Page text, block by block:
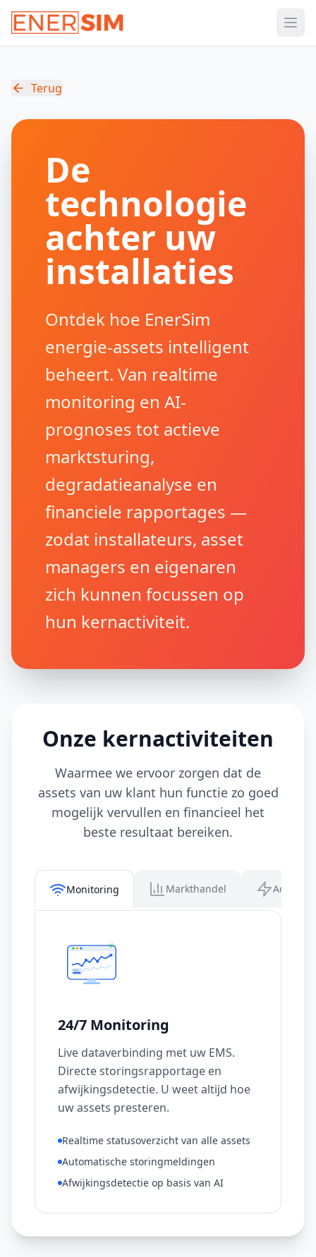
Terug
De
technologie
achter uw
installaties
Ontdek hoe EnerSim
energie-assets intelligent
beheert. Van realtime
monitoring en AI-
prognoses tot actieve
marktsturing,
degradatieanalyse en
financiele rapportages —
zodat installateurs, asset
managers en eigenaren
zich kunnen focussen op
hun kernactiviteit.
Onze kernactiviteiten
Waarmee we ervoor zorgen dat de
assets van uw klant hun functie zo goed
mogelijk vervullen en financieel het
beste resultaat bereiken.
Monitoring Markthandel Achter-
24/7 Monitoring
Live dataverbinding met uw EMS.
Directe storingsrapportage en
afwijkingsdetectie. U weet altijd hoe
uw assets presteren.
Realtime statusoverzicht van alle assets
Automatische storingmeldingen
Afwijkingsdetectie op basis van AI